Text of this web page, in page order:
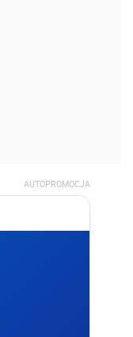
AUTOPROMOCJA